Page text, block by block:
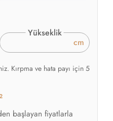
Yükseklik
cm
Kırpma ve hata payı için 5
başlayan fiyatlarla